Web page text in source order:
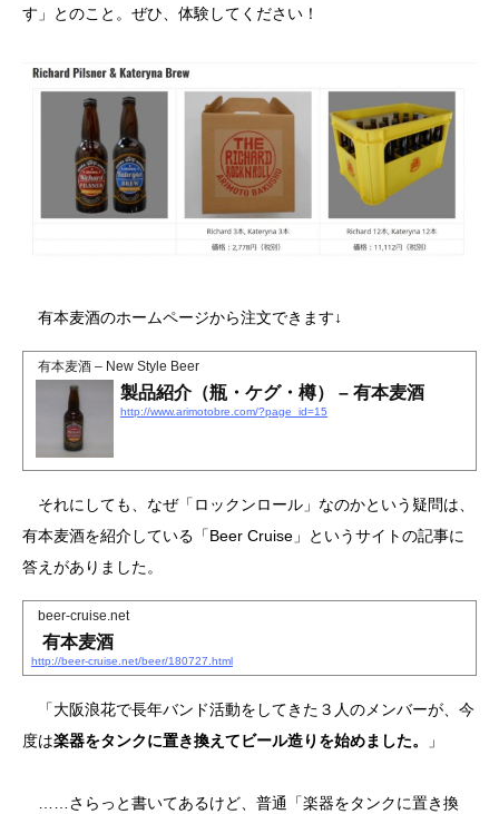
す」とのこと。ぜひ、体験してください！
有本麦酒のホームページから注文できます↓
有本麦酒 – New Style Beer
製品紹介（瓶・ケグ・樽） – 有本麦酒
http://www.arimotobre.com/?page_id=15
それにしても、なぜ「ロックンロール」なのかという疑問は、
有本麦酒を紹介している「Beer Cruise」というサイトの記事に
答えがありました。
beer-cruise.net
有本麦酒
http://beer-cruise.net/beer/180727.html
「大阪浪花で長年バンド活動をしてきた３人のメンバーが、今
度は楽器をタンクに置き換えてビール造りを始めました。 」
……さらっと書いてあるけど、普通「楽器をタンクに置き換